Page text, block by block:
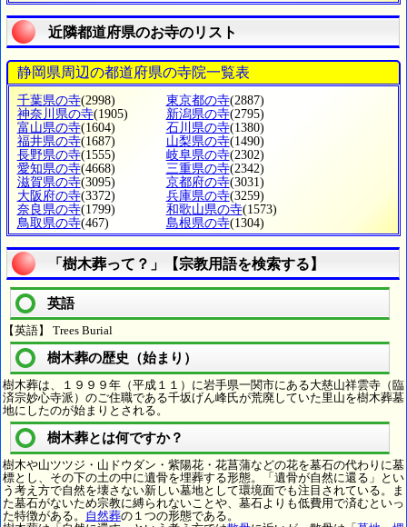
近隣都道府県のお寺のリスト
静岡県周辺の都道府県の寺院一覧表
千葉県の寺(2998) 東京都の寺(2887)
神奈川県の寺(1905) 新潟県の寺(2795)
富山県の寺(1604) 石川県の寺(1380)
福井県の寺(1687) 山梨県の寺(1490)
長野県の寺(1555) 岐阜県の寺(2302)
愛知県の寺(4668) 三重県の寺(2342)
滋賀県の寺(3095) 京都府の寺(3031)
大阪府の寺(3372) 兵庫県の寺(3259)
奈良県の寺(1799) 和歌山県の寺(1573)
鳥取県の寺(467) 島根県の寺(1304)
「樹木葬って？」【宗教用語を検索する】
英語
【英語】 Trees Burial
樹木葬の歴史（始まり）
樹木葬は、１９９９年（平成１１）に岩手県一関市にある大慈山祥雲寺（臨
済宗妙心寺派）のご住職である千坂げん峰氏が荒廃していた里山を樹木葬墓
地にしたのが始まりとされる。
樹木葬とは何ですか？
樹木や山ツツジ・山ドウダン・紫陽花・花菖蒲などの花を墓石の代わりに墓
標とし、その下の土の中に遺骨を埋葬する形態。「遺骨が自然に還る」とい
う考え方で自然を壊さない新しい墓地として環境面でも注目されている。ま
た墓石がないため宗教に縛られないことや、墓石よりも低費用で済むといっ
た特徴がある。 自然葬の１つの形態である。